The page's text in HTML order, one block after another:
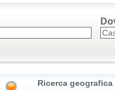
Ricerca